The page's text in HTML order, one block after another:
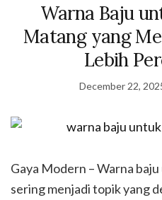
Warna Baju
Matang yang
Lebih
December 22,
Gaya Modern – Warna
sering menjadi topik yang